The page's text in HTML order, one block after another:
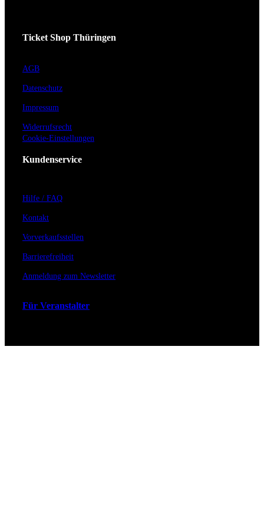
Ticket Shop Thüringen
AGB
Datenschutz
Impressum
Widerrufsrecht
Cookie-Einstellungen
Kundenservice
Hilfe / FAQ
Kontakt
Vorverkaufsstellen
Barrierefreiheit
Anmeldung zum Newsletter
Für Veranstalter